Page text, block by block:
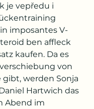
je vepředu i
imposantes V-
ben affleck
kaufen. Da es
von
werden Sonja
Hartwich das
Abend im